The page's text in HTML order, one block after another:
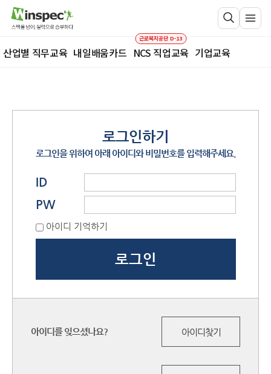
산업별 직무교육 내일배움카드
근로복지공단 D-13
NCS 직업교육 기업교육
로그인하기
로그인을 위하여 아래 아이디와 비밀번호를 입력해주세요.
ID
PW
아이디 기억하기
아이디를 잊으셨나요? 아이디찾기